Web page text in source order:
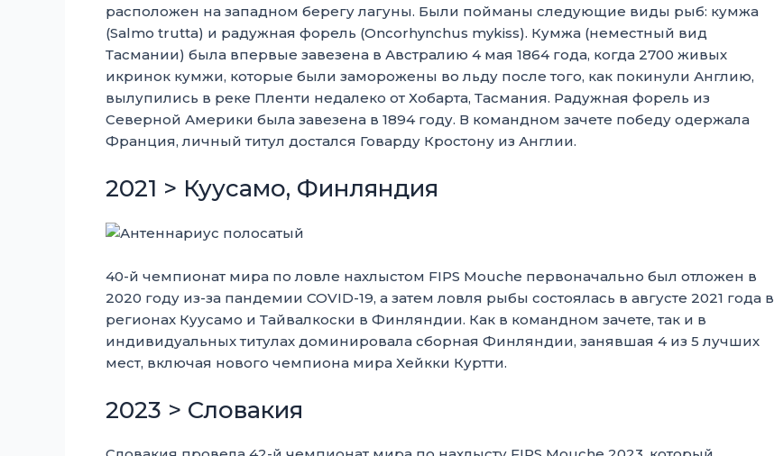
расположен на западном берегу лагуны. Были пойманы следующие виды рыб: кумжа
(Salmo trutta) и радужная форель (Oncorhynchus mykiss). Кумжа (неместный вид
Тасмании) была впервые завезена в Австралию 4 мая 1864 года, когда 2700 живых
икринок кумжи, которые были заморожены во льду после того, как покинули Англию,
вылупились в реке Пленти недалеко от Хобарта, Тасмания. Радужная форель из
Северной Америки была завезена в 1894 году. В командном зачете победу одержала
Франция, личный титул достался Говарду Кростону из Англии.
2021 > Куусамо, Финляндия
40-й чемпионат мира по ловле нахлыстом FIPS Mouche первоначально был отложен в
2020 году из-за пандемии COVID-19, а затем ловля рыбы состоялась в августе 2021 года в
регионах Куусамо и Тайвалкоски в Финляндии. Как в командном зачете, так и в
индивидуальных титулах доминировала сборная Финляндии, занявшая 4 из 5 лучших
мест, включая нового чемпиона мира Хейкки Куртти.
2023 > Словакия